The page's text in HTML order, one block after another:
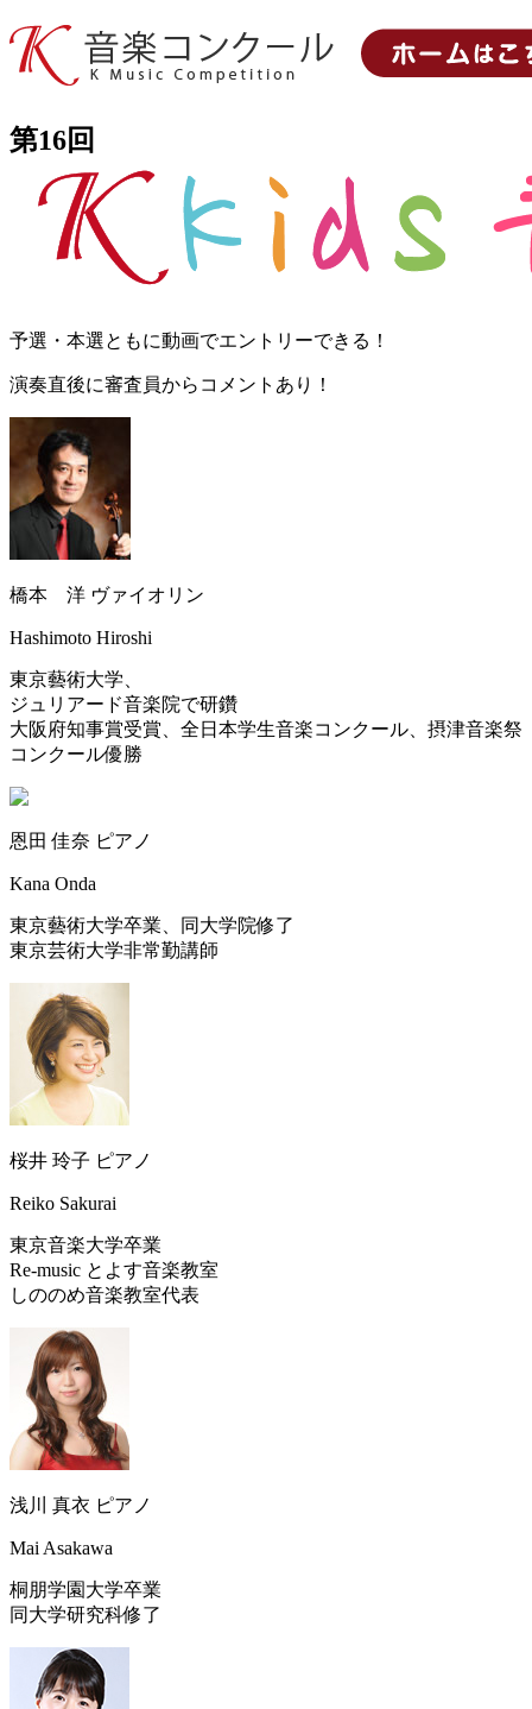
第16回
予選・本選ともに動画でエントリーできる！
演奏直後に審査員からコメントあり！
橋本 洋 ヴァイオリン
Hashimoto Hiroshi
東京藝術大学、
ジュリアード音楽院で研鑽
大阪府知事賞受賞、全日本学生音楽コンクール、摂津音楽祭
コンクール優勝
恩田 佳奈 ピアノ
Kana Onda
東京藝術大学卒業、同大学院修了
東京芸術大学非常勤講師
桜井 玲子 ピアノ
Reiko Sakurai
東京音楽大学卒業
Re-music とよす音楽教室
しののめ音楽教室代表
浅川 真衣 ピアノ
Mai Asakawa
桐朋学園大学卒業
同大学研究科修了